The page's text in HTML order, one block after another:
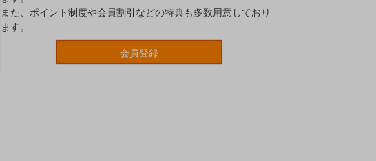
また、ポイント制度や会員割引などの特典も多数用意しており
ます。
会員登録